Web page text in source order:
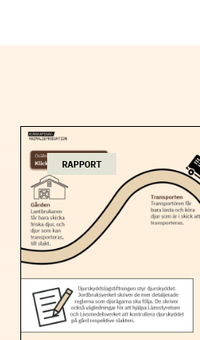
RAPPORT